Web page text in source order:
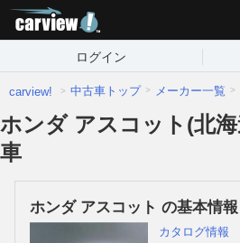
ログイン
carview! 中古車トップ メーカー一覧
ホンダ アスコット(北
車
ホンダ アスコット の基本情報
カタログ情報